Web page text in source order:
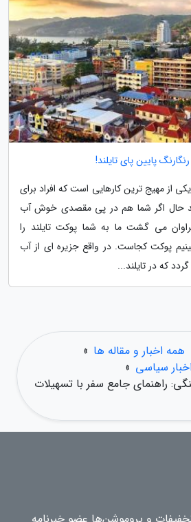
پایین پای تایلند!
از مهیج ترین کارهایی است که افراد برای
حال اگر شما هم در پی مقصدی خوش آب
می گشت ما به شما پوکت تایلند را
پوکت کجاست. در واقع جزیره ای از آب
که در تایلند...
همه اخبار و مقاله ها »
اخبار سیاسی »
راهنمای جامع سفر با تسهیلات